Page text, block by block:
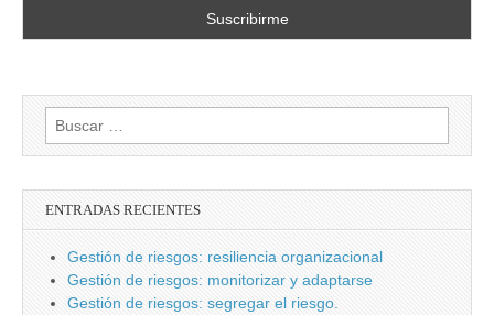
Buscar:
ENTRADAS RECIENTES
Gestión de riesgos: resiliencia organizacional
Gestión de riesgos: monitorizar y adaptarse
Gestión de riesgos: segregar el riesgo.